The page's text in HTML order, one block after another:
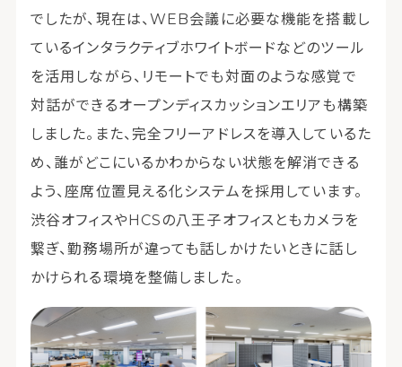
でしたが、現在は、WEB会議に必要な機能を搭載し
ているインタラクティブホワイトボードなどのツール
を活用しながら、リモートでも対面のような感覚で
対話ができるオープンディスカッションエリアも構築
しました。また、完全フリーアドレスを導入しているた
め、誰がどこにいるかわからない状態を解消できる
よう、座席位置見える化システムを採用しています。
渋谷オフィスやHCSの八王子オフィスともカメラを
繋ぎ、勤務場所が違っても話しかけたいときに話し
かけられる環境を整備しました。